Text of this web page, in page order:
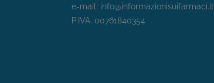
e-mail: info@informazionisuifarmaci.it
P.IVA. 00761840354